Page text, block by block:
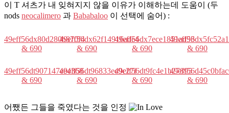
이 T 셔츠가 내 잊혀지지 않을 이유가 이해하는데 도움이 (두
nods neocalimero 과 Bababaloo 이 선택에 숨어) :
49eff56dx80d280b870f4
& 690
49eff56dx62f14916ade4
& 690
49eff56dx7ece1851ad93
& 690
& 690
49eff56dt907147ee4368
& 690
49eff56dt96833ee9c27f
& 690
49eff56dt9fc4e1b27895
& 690
& 690
어쨌든 그들을 죽였다는 것을 인정